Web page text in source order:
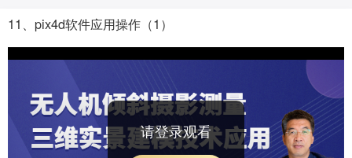
资源库 Resource
公司简介 About
个人中心 Usercenter
11、pix4d软件应用操作（1）
请登录观看